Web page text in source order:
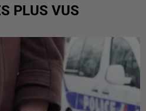
PLUS VUS